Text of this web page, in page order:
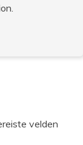
velden